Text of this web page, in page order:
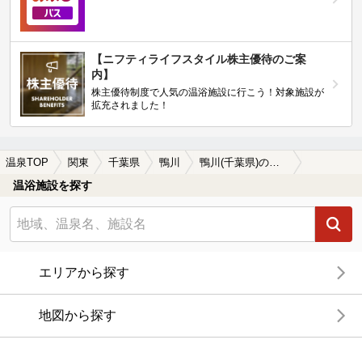
【ニフティライフスタイル株主優待のご案
内】
株主優待制度で人気の温浴施設に行こう！対象施設が
拡充されました！
温泉TOP 関東 千葉県 鴨川 鴨川(千葉県)のサウナ施設おすすめ11選(2026年版)
温浴施設を探す
エリアから探す
地図から探す